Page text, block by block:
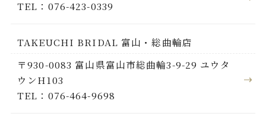
TEL：076-423-0339
TAKEUCHI BRIDAL 富山・総曲輪店
〒930-0083 富山県富山市総曲輪3-9-29 ユウタ
ウンH103
TEL：076-464-9698